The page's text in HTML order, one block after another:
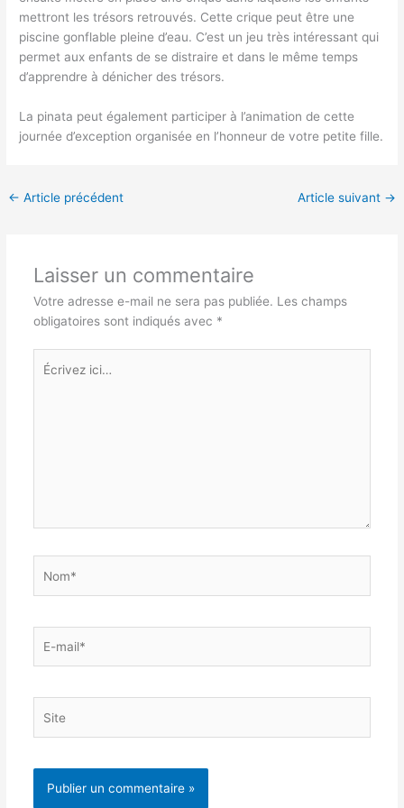
mettront les trésors retrouvés. Cette crique peut être une
piscine gonflable pleine d’eau. C’est un jeu très intéressant qui
permet aux enfants de se distraire et dans le même temps
d’apprendre à dénicher des trésors.
La pinata peut également participer à l’animation de cette
journée d’exception organisée en l’honneur de votre petite fille.
← Article précédent Article suivant →
Laisser un commentaire
Votre adresse e-mail ne sera pas publiée. Les champs
obligatoires sont indiqués avec *
Écrivez
ici…
mail*